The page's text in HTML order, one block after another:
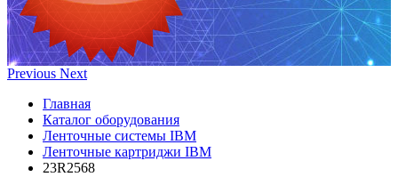
Previous Next
Главная
Каталог оборудования
Ленточные системы IBM
Ленточные картриджи IBM
23R2568